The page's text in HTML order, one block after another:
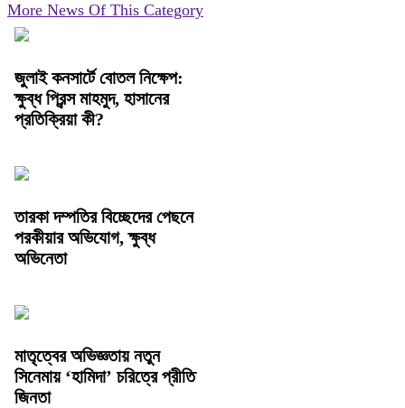
More News Of This Category
জুলাই কনসার্টে বোতল নিক্ষেপ:
ক্ষুব্ধ প্রিন্স মাহমুদ, হাসানের
প্রতিক্রিয়া কী?
তারকা দম্পতির বিচ্ছেদের পেছনে
পরকীয়ার অভিযোগ, ক্ষুব্ধ
অভিনেতা
মাতৃত্বের অভিজ্ঞতায় নতুন
সিনেমায় ‘হামিদা’ চরিত্রে প্রীতি
জিনতা